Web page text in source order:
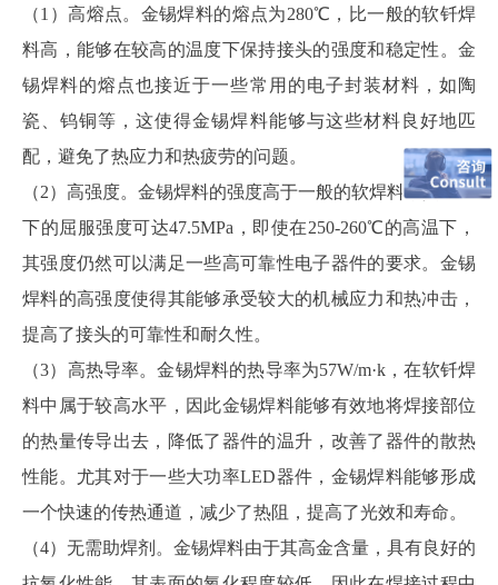
（1）高熔点。金锡焊料的熔点为280℃，比一般的软钎焊
料高，能够在较高的温度下保持接头的强度和稳定性。金
锡焊料的熔点也接近于一些常用的电子封装材料，如陶
瓷、钨铜等，这使得金锡焊料能够与这些材料良好地匹
配，避免了热应力和热疲劳的问题。
（2）高强度。金锡焊料的强度高于一般的软焊料，其室温
下的屈服强度可达47.5MPa，即使在250-260℃的高温下，
其强度仍然可以满足一些高可靠性电子器件的要求。金锡
焊料的高强度使得其能够承受较大的机械应力和热冲击，
提高了接头的可靠性和耐久性。
（3）高热导率。金锡焊料的热导率为57W/m·k，在软钎焊
料中属于较高水平，因此金锡焊料能够有效地将焊接部位
的热量传导出去，降低了器件的温升，改善了器件的散热
性能。尤其对于一些大功率LED器件，金锡焊料能够形成
一个快速的传热通道，减少了热阻，提高了光效和寿命。
（4）无需助焊剂。金锡焊料由于其高金含量，具有良好的